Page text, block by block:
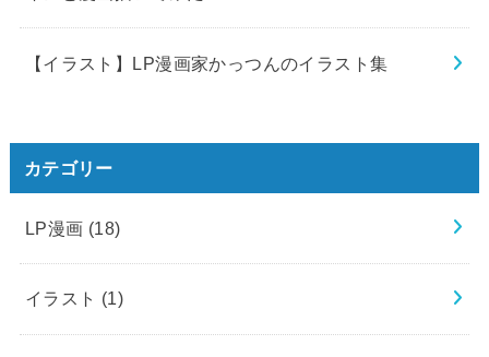
【イラスト】LP漫画家かっつんのイラスト集
カテゴリー
LP漫画 (18)
イラスト (1)